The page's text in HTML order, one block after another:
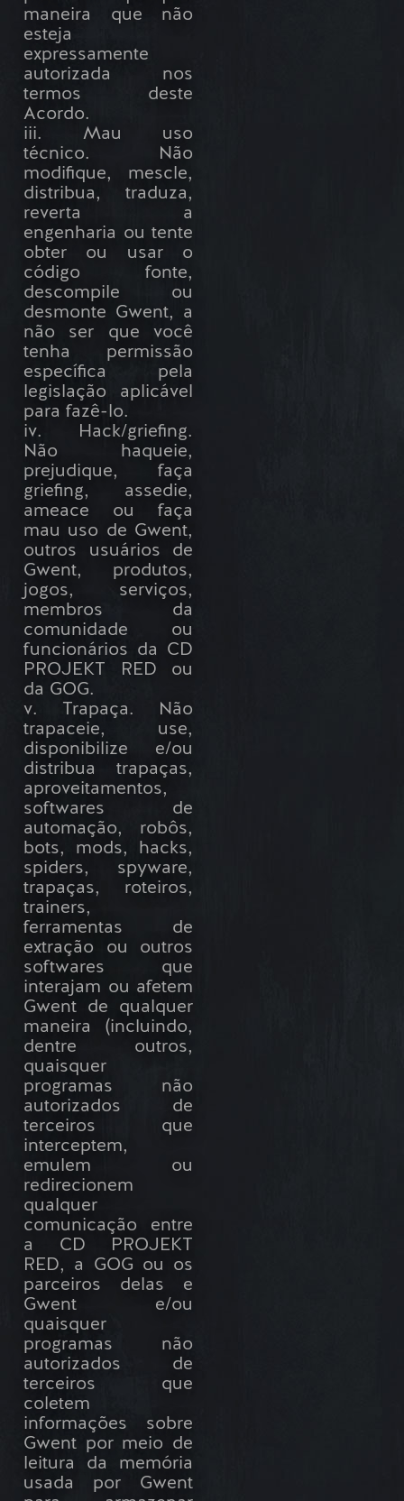
maneira que não
esteja
expressamente
autorizada nos
termos deste
Acordo.
iii. Mau uso
técnico. Não
modifique, mescle,
distribua, traduza,
reverta a
engenharia ou tente
obter ou usar o
código fonte,
descompile ou
desmonte Gwent, a
não ser que você
tenha permissão
específica pela
legislação aplicável
para fazê-lo.
iv. Hack/griefing.
Não haqueie,
prejudique, faça
griefing, assedie,
ameace ou faça
mau uso de Gwent,
outros usuários de
Gwent, produtos,
jogos, serviços,
membros da
comunidade ou
funcionários da CD
PROJEKT RED ou
da GOG.
v. Trapaça. Não
trapaceie, use,
disponibilize e/ou
distribua trapaças,
aproveitamentos,
softwares de
automação, robôs,
bots, mods, hacks,
spiders, spyware,
trapaças, roteiros,
trainers,
ferramentas de
extração ou outros
softwares que
interajam ou afetem
Gwent de qualquer
maneira (incluindo,
dentre outros,
quaisquer
programas não
autorizados de
terceiros que
interceptem,
emulem ou
redirecionem
qualquer
comunicação entre
a CD PROJEKT
RED, a GOG ou os
parceiros delas e
Gwent e/ou
quaisquer
programas não
autorizados de
terceiros que
coletem
informações sobre
Gwent por meio de
leitura da memória
usada por Gwent